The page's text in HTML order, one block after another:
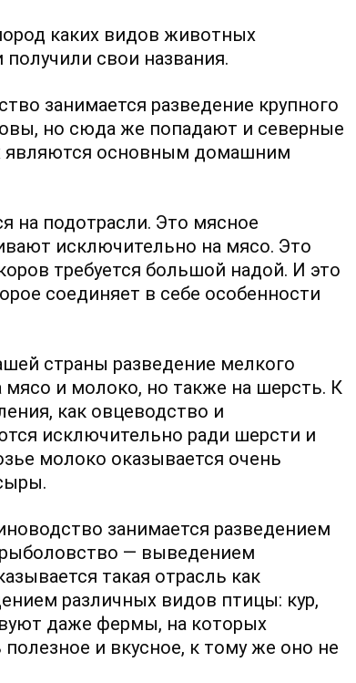
каких видов животных
получили свои названия.
занимается разведение крупного
но сюда же попадают и северные
являются основным домашним
на подотрасли. Это мясное
исключительно на мясо. Это
требуется большой надой. И это
соединяет в себе особенности
страны разведение мелкого
мясо и молоко, но также на шерсть. К
как овцеводство и
исключительно ради шерсти и
молоко оказывается очень
занимается разведением
— выведением
такая отрасль как
различных видов птицы: кур,
даже фермы, на которых
и вкусное, к тому же оно не